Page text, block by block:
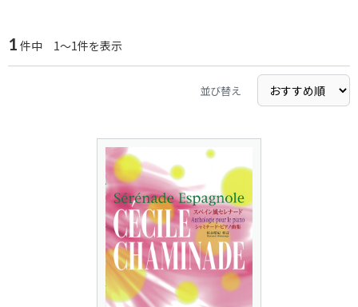
1 件中 1～1件を表示
並び替え